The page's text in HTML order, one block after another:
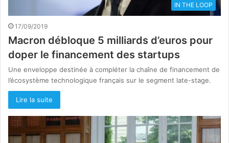
IN THE LOOP
17/09/2019
Macron débloque 5 milliards d’euros pour
doper le financement des startups
Une enveloppe destinée à compléter la chaîne de financement de
l’écosystème technologique français sur le segment late-stage.
Lire la suite